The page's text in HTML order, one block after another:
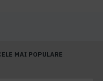
MAI POPULARE